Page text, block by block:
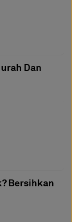
Dan
Bersihkan